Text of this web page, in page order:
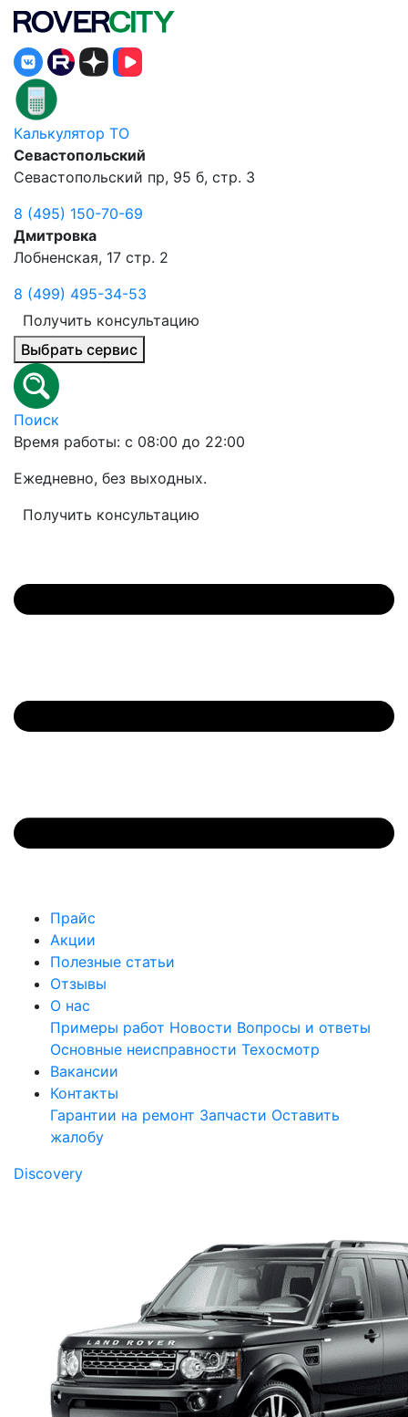
Калькулятор ТО
Севастопольский
Севастопольский пр, 95 б, стр. 3
8 (495) 150-70-69
Дмитровка
Лобненская, 17 стр. 2
8 (499) 495-34-53
Получить консультацию
Выбрать сервис
Поиск
Время работы: с 08:00 до 22:00
Ежедневно, без выходных.
Получить консультацию
Прайс
Акции
Полезные статьи
Отзывы
О нас
Примеры работ Новости Вопросы и ответы
Основные неисправности Техосмотр
Вакансии
Контакты
Гарантии на ремонт Запчасти Оставить
жалобу
Discovery